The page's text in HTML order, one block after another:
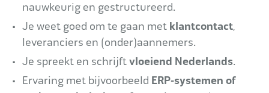
nauwkeurig en gestructureerd.
Je weet goed om te gaan met klantcontact,
leveranciers en (onder)aannemers.
Je spreekt en schrijftvloeiend Nederlands.
Ervaring met bijvoorbeeld ERP-systemen of